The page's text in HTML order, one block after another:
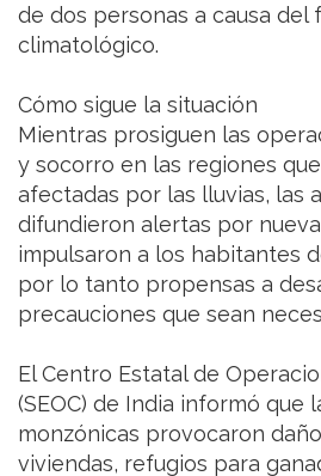
de dos personas a causa del
climatológico.
Cómo sigue la situación
Mientras prosiguen las
y socorro en las regiones
afectadas por las lluvias, las
difundieron alertas por
impulsaron a los habitantes
por lo tanto propensas a
precauciones que sean
El Centro Estatal de
(SEOC) de India informó que
monzónicas provocaron
viviendas, refugios para